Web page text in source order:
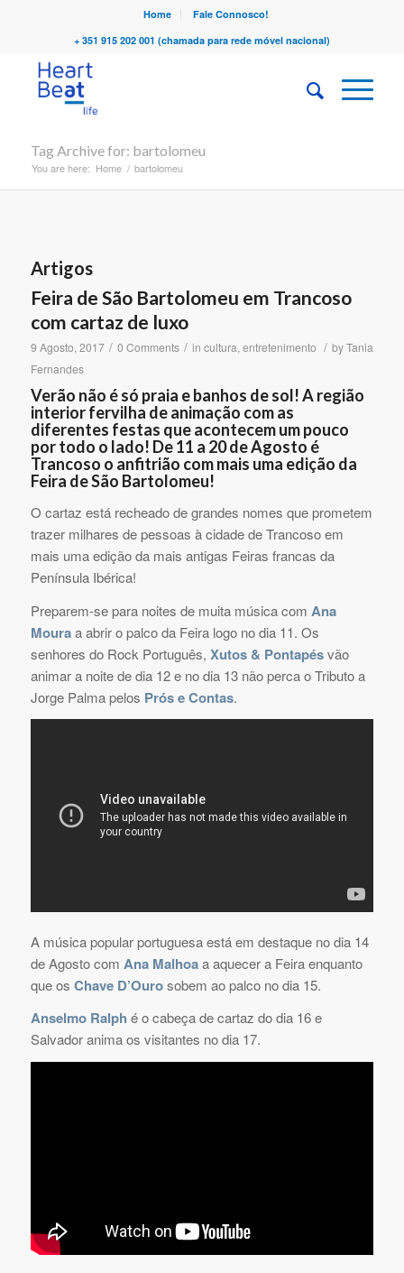
Home
Fale Connosco!
+ 351 915 202 001 (chamada para rede móvel nacional)
Tag Archive for: bartolomeu
You are here: Home / bartolomeu
Artigos
Feira de São Bartolomeu em Trancoso
com cartaz de luxo
9 Agosto, 2017 / 0 Comments / in cultura, entretenimento / byTania
Fernandes
Verão não é só praia e banhos de sol! A região
interior fervilha de animação com as
diferentes festas que acontecem um pouco
por todo o lado! De 11 a 20 de Agosto é
Trancoso o anfitrião com mais uma edição da
Feira de São Bartolomeu!
O cartaz está recheado de grandes nomes que prometem
trazer milhares de pessoas à cidade de Trancoso em
mais uma edição da mais antigas Feiras francas da
Península Ibérica!
Preparem-se para noites de muita música com Ana
Mouraa abrir o palco da Feira logo no dia 11. Os
senhores do Rock Português, Xutos & Pontapésvão
animar a noite de dia 12 e no dia 13 não perca o Tributo a
Jorge Palma pelos Prós e Contas.
A música popular portuguesa está em destaque no dia 14
de Agosto com Ana Malhoaa aquecer a Feira enquanto
que os Chave D’Ourosobem ao palco no dia 15.
Anselmo Ralph é o cabeça de cartaz do dia 16 e
Salvador anima os visitantes no dia 17.